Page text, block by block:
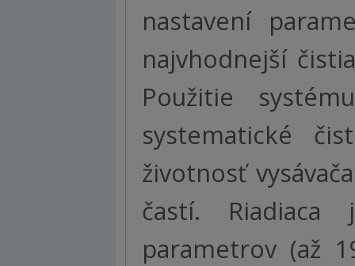
nastavení
najvhodnejší
Použitie
systematické
životnosť
častí. Riadiaca
parametrov (až